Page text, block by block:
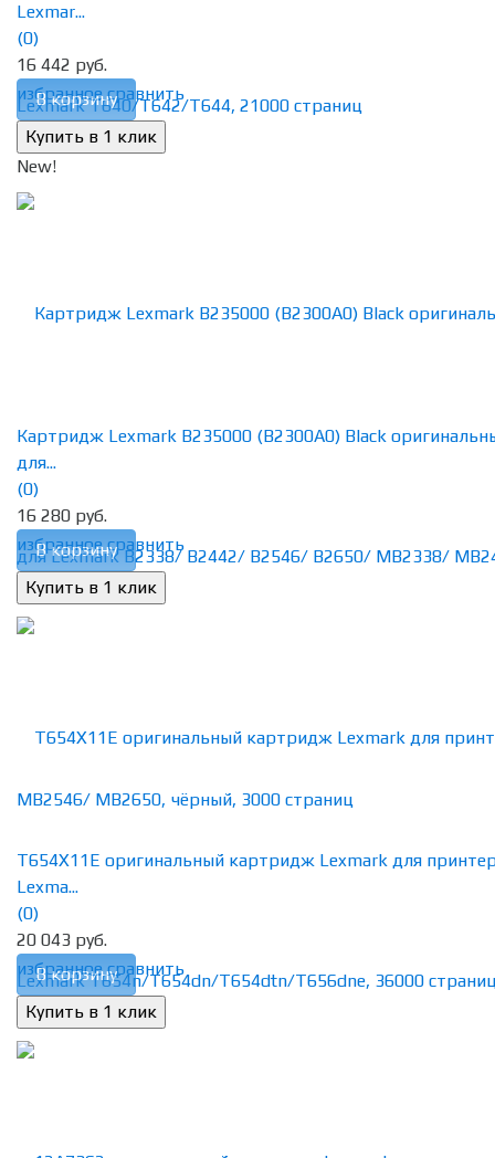
избранное сравнить
Lexmar...
(0)
16 442 руб.
В корзину
New!
избранное сравнить
Картридж Lexmark B235000 (B2300A0) Black
для...
(0)
16 280 руб.
В корзину
избранное сравнить
T654X11E оригинальный картридж Lexmark для
Lexma...
(0)
20 043 руб.
В корзину